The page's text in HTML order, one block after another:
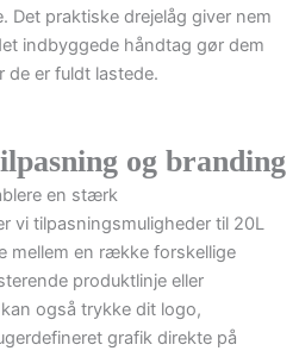
Det praktiske drejelåg giver nem
indbyggede håndtag gør dem
de er fuldt lastede.
og branding
en stærk
vi tilpasningsmuligheder til 20L
mellem en række forskellige
produktlinje eller
også trykke dit logo,
grafik direkte på